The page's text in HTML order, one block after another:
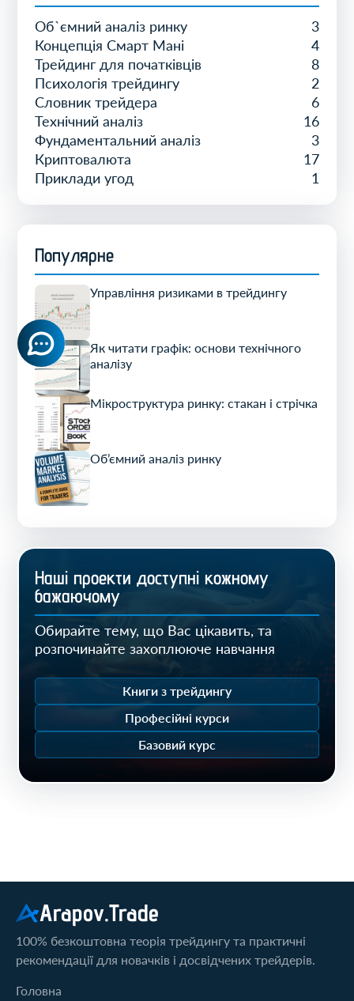
Об`ємний аналіз ринку
3
Концепція Смарт Мані
4
Трейдинг для початківців
8
Психологія трейдингу
2
Словник трейдера
6
Технічний аналіз
16
Фундаментальний аналіз
3
Криптовалюта
17
Приклади угод
1
Популярне
Управління ризиками в трейдингу
Як читати графік: основи технічного
аналізу
Мікроструктура ринку: стакан і стрічка
Об’ємний аналіз ринку
Нашi проекти доступнi кожному
бажаючому
Обирайте тему, що Вас цікавить, та
розпочинайте захоплююче навчання
Книги з трейдингу
Професійні курси
Базовий курс
Arapov.Trade
100% безкоштовна теорія трейдингу та практичні
рекомендації для новачків і досвідчених трейдерів.
Головна